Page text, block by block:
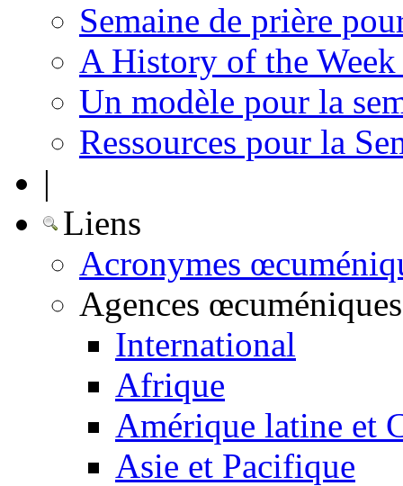
Semaine de prière
A History of the
Un modèle pour la
Ressources pour la
|
Liens
Acronymes
Agences œcuméniques
International
Afrique
Amérique latine et
Asie et Pacifique